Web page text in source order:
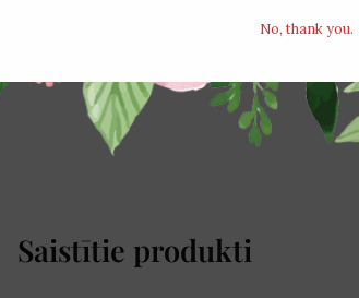
Saistītie produkti